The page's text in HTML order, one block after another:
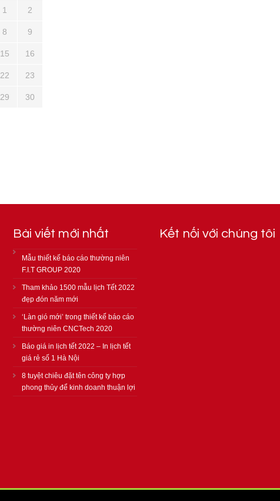
1 2
8 9
15 16
22 23
29 30
Bài viết mới nhất
Mẫu thiết kế báo cáo thường niên
F.I.T GROUP 2020
Tham khảo 1500 mẫu lịch Tết 2022
đẹp đón năm mới
‘Làn gió mới’ trong thiết kế báo cáo
thường niên CNCTech 2020
Báo giá in lịch tết 2022 – In lịch tết
giá rẻ số 1 Hà Nội
8 tuyệt chiêu đặt tên công ty hợp
phong thủy để kinh doanh thuận lợi
Kết nối với chúng tôi